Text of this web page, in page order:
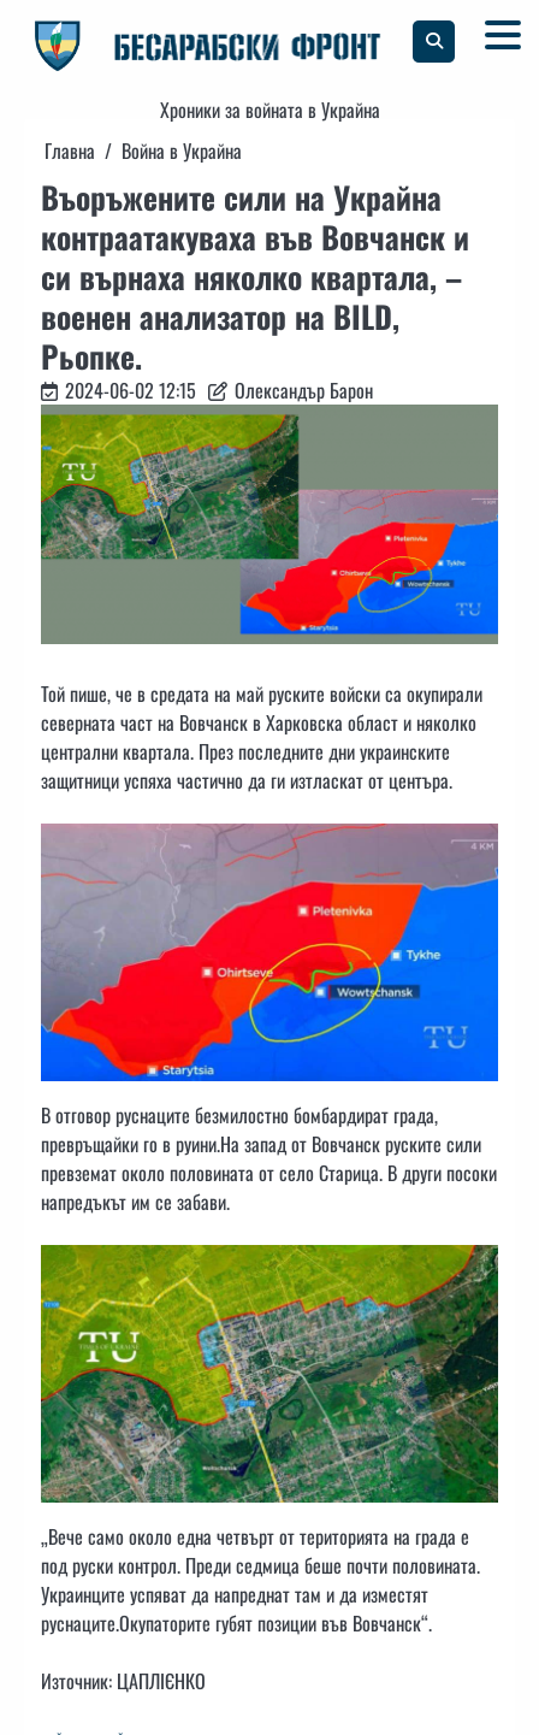
content
Хроники за войната в Украйна
Главна
Война в Украйна
Въоръжените сили на Украйна
контраатакуваха във Вовчанск и
си върнаха няколко квартала, –
военен анализатор на BILD,
Рьопке.
2024-06-02 12:15 Олександър Барон
Той пише, че в средата на май руските войски са окупирали
северната част на Вовчанск в Харковска област и няколко
централни квартала. През последните дни украинските
защитници успяха частично да ги изтласкат от центъра.
В отговор руснаците безмилостно бомбардират града,
превръщайки го в руини.На запад от Вовчанск руските сили
превземат около половината от село Старица. В други посоки
напредъкът им се забави.
„Вече само около една четвърт от територията на града е
под руски контрол. Преди седмица беше почти половината.
Украинците успяват да напреднат там и да изместят
руснаците.Окупаторите губят позиции във Вовчанск“.
Източник: ЦАПЛІЄНКО